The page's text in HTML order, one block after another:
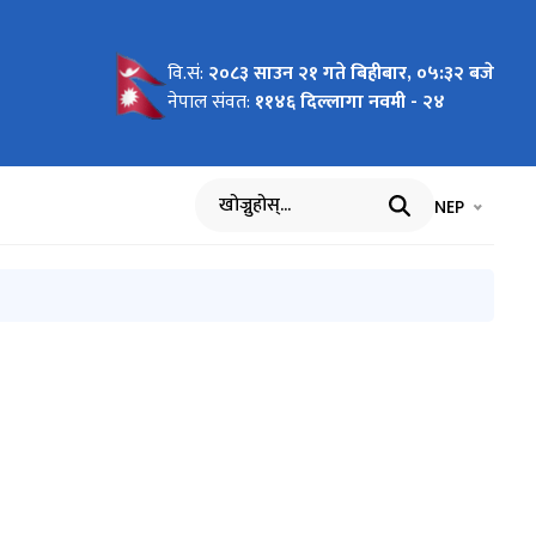
३० का
वि.सं: २०८३ साउन २१ गते बिहीबार, ०५:३२ बजे
नेपाल संवत: ११४६ दिल्लागा नवमी - २४
खोज्नुहोस् भाषा चयन
NEP